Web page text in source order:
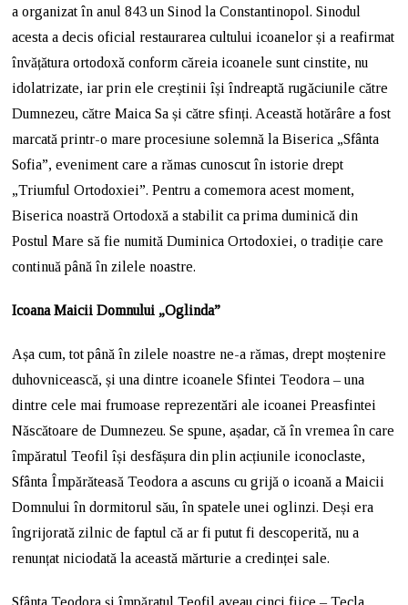
a organizat în anul 843 un Sinod la Constantinopol. Sinodul
acesta a decis oficial restaurarea cultului icoanelor și a reafirmat
învățătura ortodoxă conform căreia icoanele sunt cinstite, nu
idolatrizate, iar prin ele creștinii își îndreaptă rugăciunile către
Dumnezeu, către Maica Sa și către sfinți. Această hotărâre a fost
marcată printr-o mare procesiune solemnă la Biserica „Sfânta
Sofia”, eveniment care a rămas cunoscut în istorie drept
„Triumful Ortodoxiei”. Pentru a comemora acest moment,
Biserica noastră Ortodoxă a stabilit ca prima duminică din
Postul Mare să fie numită Duminica Ortodoxiei, o tradiție care
continuă până în zilele noastre.
Icoana Maicii Domnului „Oglinda”
Așa cum, tot până în zilele noastre ne-a rămas, drept moștenire
duhovnicească, și una dintre icoanele Sfintei Teodora – una
dintre cele mai frumoase reprezentări ale icoanei Preasfintei
Născătoare de Dumnezeu. Se spune, așadar, că în vremea în care
împăratul Teofil își desfășura din plin acțiunile iconoclaste,
Sfânta Împărăteasă Teodora a ascuns cu grijă o icoană a Maicii
Domnului în dormitorul său, în spatele unei oglinzi. Deși era
îngrijorată zilnic de faptul că ar fi putut fi descoperită, nu a
renunțat niciodată la această mărturie a credinței sale.
Sfânta Teodora și împăratul Teofil aveau cinci fiice – Tecla,